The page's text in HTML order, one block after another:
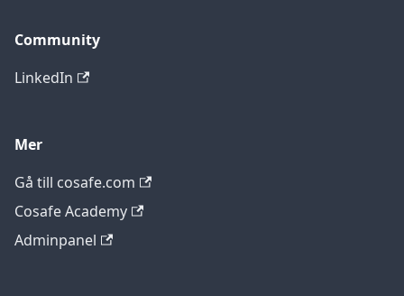
Community
LinkedIn
Mer
Gå till cosafe.com
Cosafe Academy
Adminpanel